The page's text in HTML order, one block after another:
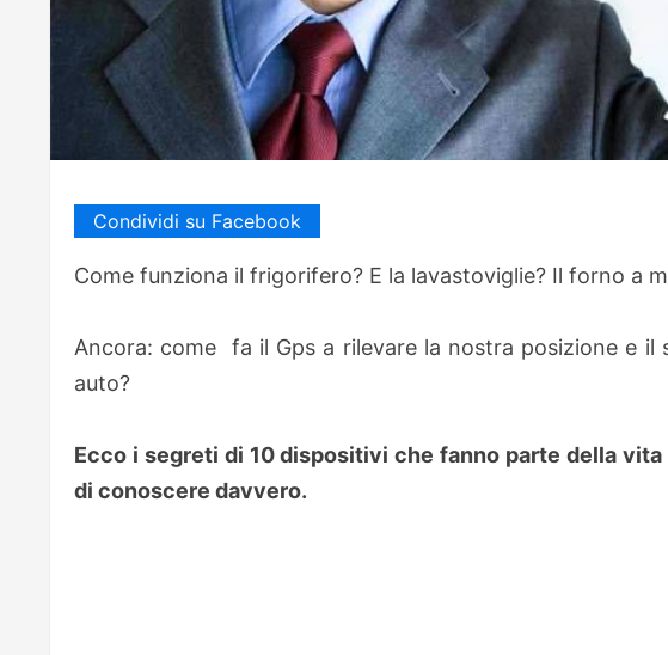
Condividi su Facebook
Come funziona il frigorifero? E la lavastoviglie? Il forno a
Ancora: come fa il Gps a rilevare la nostra posizione e il
auto?
Ecco i segreti di 10 dispositivi che fanno parte della
di conoscere davvero.